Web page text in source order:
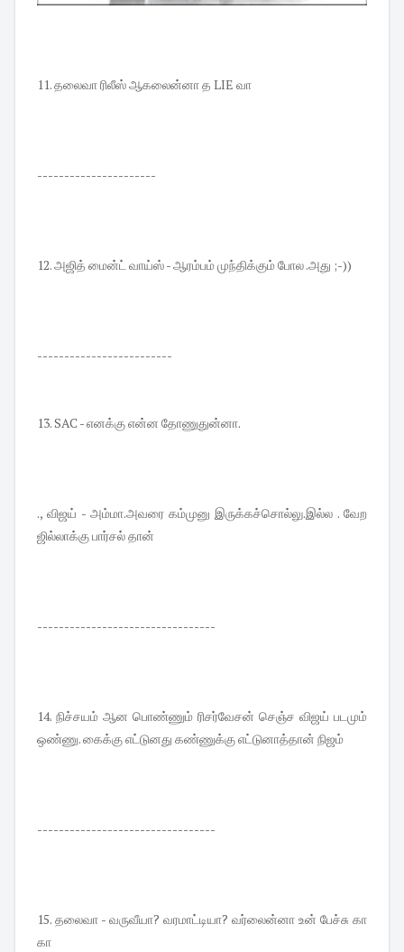
11. தலைவா ரிலீஸ் ஆகலைன்னா த LIE வா
----------------------
12. அஜித் மைன்ட் வாய்ஸ் - ஆரம்பம் முந்திக்கும் போல .அது ;-))
-------------------------
13. SAC - எனக்கு என்ன தோணுதுன்னா.
., விஜய் - அம்மா.அவரை கம்முனு இருக்கச்சொல்லு.இல்ல . வேற
ஜில்லாக்கு பார்சல் தான்
---------------------------------
14. நிச்சயம் ஆன பொண்ணும் ரிசர்வேசன் செஞ்ச விஜய் படமும்
ஒண்ணு. கைக்கு எட்டுனது கண்ணுக்கு எட்டுனாத்தான் நிஜம்
---------------------------------
15. தலைவா - வருவீயா? வரமாட்டியா? வர்லைன்னா உன் பேச்சு கா
கா